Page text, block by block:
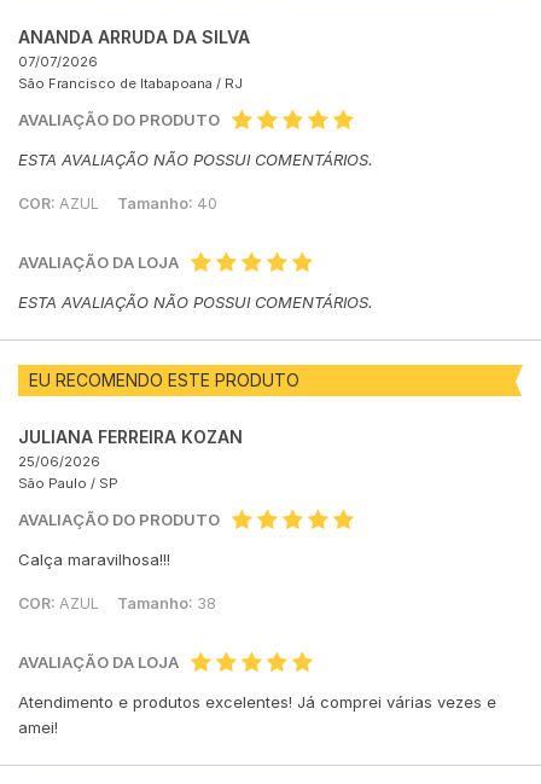
ANANDA ARRUDA DA SILVA
07/07/2026
São Francisco de Itabapoana / RJ
AVALIAÇÃO DO PRODUTO
ESTA AVALIAÇÃO NÃO POSSUI COMENTÁRIOS.
COR: AZUL Tamanho: 40
AVALIAÇÃO DA LOJA
ESTA AVALIAÇÃO NÃO POSSUI COMENTÁRIOS.
EU RECOMENDO ESTE PRODUTO
JULIANA FERREIRA KOZAN
25/06/2026
São Paulo / SP
AVALIAÇÃO DO PRODUTO
Calça maravilhosa!!!
COR: AZUL Tamanho: 38
AVALIAÇÃO DA LOJA
Atendimento e produtos excelentes! Já comprei várias vezes e
amei!